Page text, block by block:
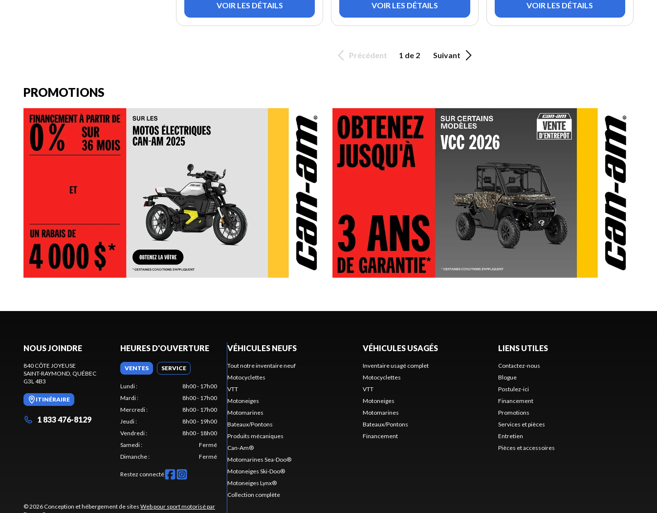
VOIR LES DÉTAILS VOIR LES DÉTAILS VOIR LES DÉTAILS
Précédent 1 de 2 Suivant
PROMOTIONS
NOUS JOINDRE
840 CÔTE JOYEUSE
SAINT-RAYMOND , QUÉBEC
G3L 4B3
ITINÉRAIRE
1 833 476-8129
HEURES D'OUVERTURE
VENTES SERVICE
Lundi:
8h00 - 17h00
Mardi:
8h00 - 17h00
Mercredi:
8h00 - 17h00
Jeudi:
8h00 - 19h00
Vendredi:
8h00 - 18h00
Samedi:
Fermé
Dimanche: Fermé
Restez connecté
© 2026 Conception et hébergement de sites Web pour sport motorisé par
VÉHICULES NEUFS
Tout notre inventaire neuf
Motocyclettes
VTT
Motoneiges
Motomarines
Bateaux/Pontons
Produits mécaniques
Can-Am®
Motomarines Sea-Doo®
Motoneiges Ski-Doo®
Motoneiges Lynx®
Collection complète
VÉHICULES USAGÉS
Inventaire usagé complet
Motocyclettes
VTT
Motoneiges
Motomarines
Bateaux/Pontons
Financement
LIENS UTILES
Contactez-nous
Blogue
Postulez-ici
Financement
Promotions
Services et pièces
Entretien
Pièces et accessoires